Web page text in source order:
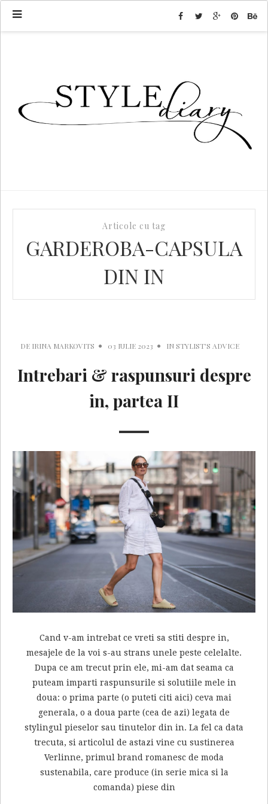
Articole cu tag
GARDEROBA-CAPSULA
DIN IN
DE IRINA MARKOVITS 03 IULIE 2023 IN STYLIST'S ADVICE
Intrebari & raspunsuri despre
in, partea II
Cand v-am intrebat ce vreti sa stiti despre in,
mesajele de la voi s-au strans unele peste celelalte.
Dupa ce am trecut prin ele, mi-am dat seama ca
puteam imparti raspunsurile si solutiile mele in
doua: o prima parte (o puteti citi aici) ceva mai
generala, o a doua parte (cea de azi) legata de
stylingul pieselor sau tinutelor din in. La fel ca data
trecuta, si articolul de astazi vine cu sustinerea
Verlinne, primul brand romanesc de moda
sustenabila, care produce (in serie mica si la
comanda) piese din